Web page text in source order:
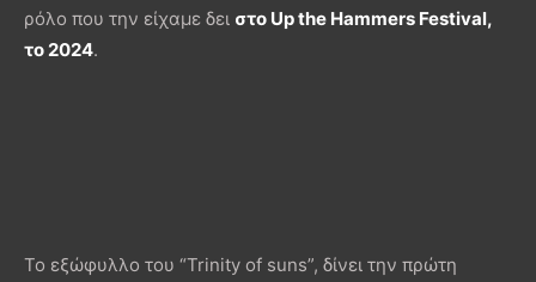
ρόλο που την είχαμε δει στο Up the Hammers Festival,
το 2024.
Το εξώφυλλο του “Trinity of suns”, δίνει την πρώτη